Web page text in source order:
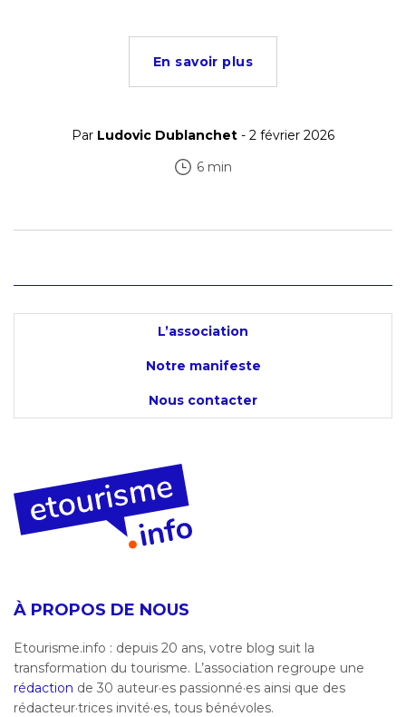
En savoir plus
Par Ludovic Dublanchet - 2 février 2026
6 min
L’association
Notre manifeste
Nous contacter
À PROPOS DE NOUS
Etourisme.info : depuis 20 ans, votre blog suit la
transformation du tourisme. L’association regroupe une
rédaction de 30 auteur·es passionné·es ainsi que des
rédacteur·trices invité·es, tous bénévoles.